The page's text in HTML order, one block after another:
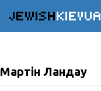
JEWISHKIEVUA
Мартін Ландау